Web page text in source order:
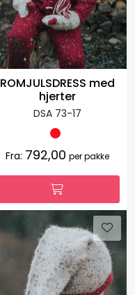
ROMJULSDRESS med
hjerter
DSA 73-17
Fra: 792,00 per pakke